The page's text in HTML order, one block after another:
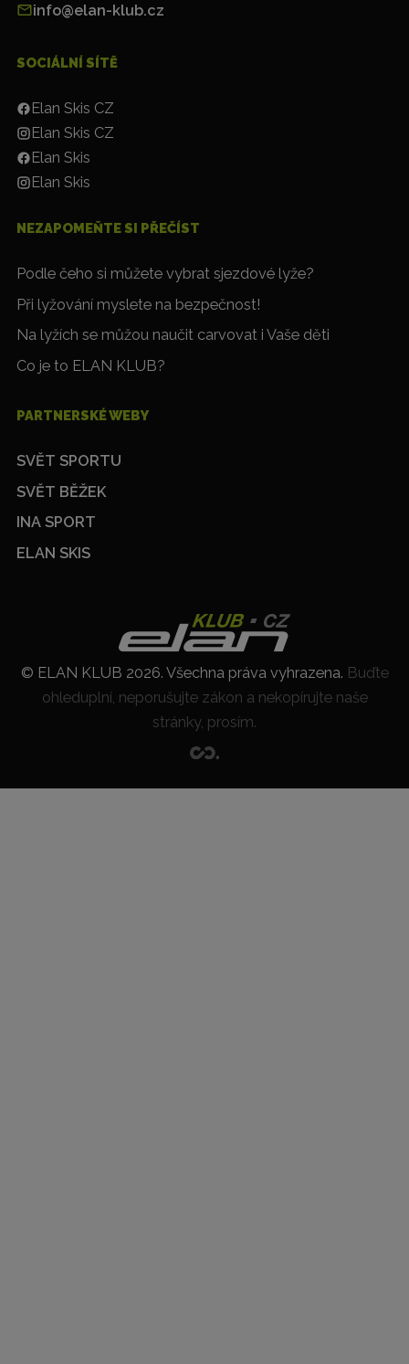
info@elan-klub.cz
SOCIÁLNÍ SÍTĚ
Elan Skis CZ
Elan Skis CZ
Elan Skis
Elan Skis
NEZAPOMEŇTE SI PŘEČÍST
Podle čeho si můžete vybrat sjezdové lyže?
Při lyžování myslete na bezpečnost!
Na lyžích se můžou naučit carvovat i Vaše děti
Co je to ELAN KLUB?
PARTNERSKÉ WEBY
SVĚT SPORTU
SVĚT BĚŽEK
INA SPORT
ELAN SKIS
© ELAN KLUB 2026. Všechna práva vyhrazena. Buďte
ohleduplní, neporušujte zákon a nekopírujte naše
stránky, prosím.